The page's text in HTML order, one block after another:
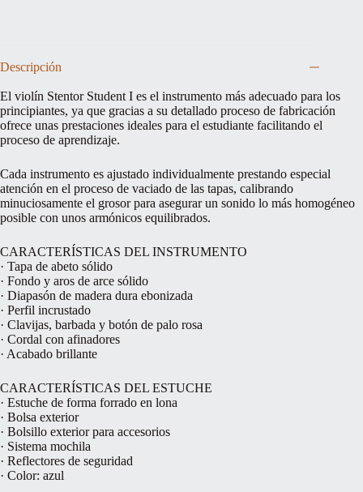
Descripción
El violín Stentor Student I es el instrumento más adecuado para los
principiantes, ya que gracias a su detallado proceso de fabricación
ofrece unas prestaciones ideales para el estudiante facilitando el
proceso de aprendizaje.
Cada instrumento es ajustado individualmente prestando especial
atención en el proceso de vaciado de las tapas, calibrando
minuciosamente el grosor para asegurar un sonido lo más homogéneo
posible con unos armónicos equilibrados.
CARACTERÍSTICAS DEL INSTRUMENTO
· Tapa de abeto sólido
· Fondo y aros de arce sólido
· Diapasón de madera dura ebonizada
· Perfil incrustado
· Clavijas, barbada y botón de palo rosa
· Cordal con afinadores
· Acabado brillante
CARACTERÍSTICAS DEL ESTUCHE
· Estuche de forma forrado en lona
· Bolsa exterior
· Bolsillo exterior para accesorios
· Sistema mochila
· Reflectores de seguridad
· Color: azul